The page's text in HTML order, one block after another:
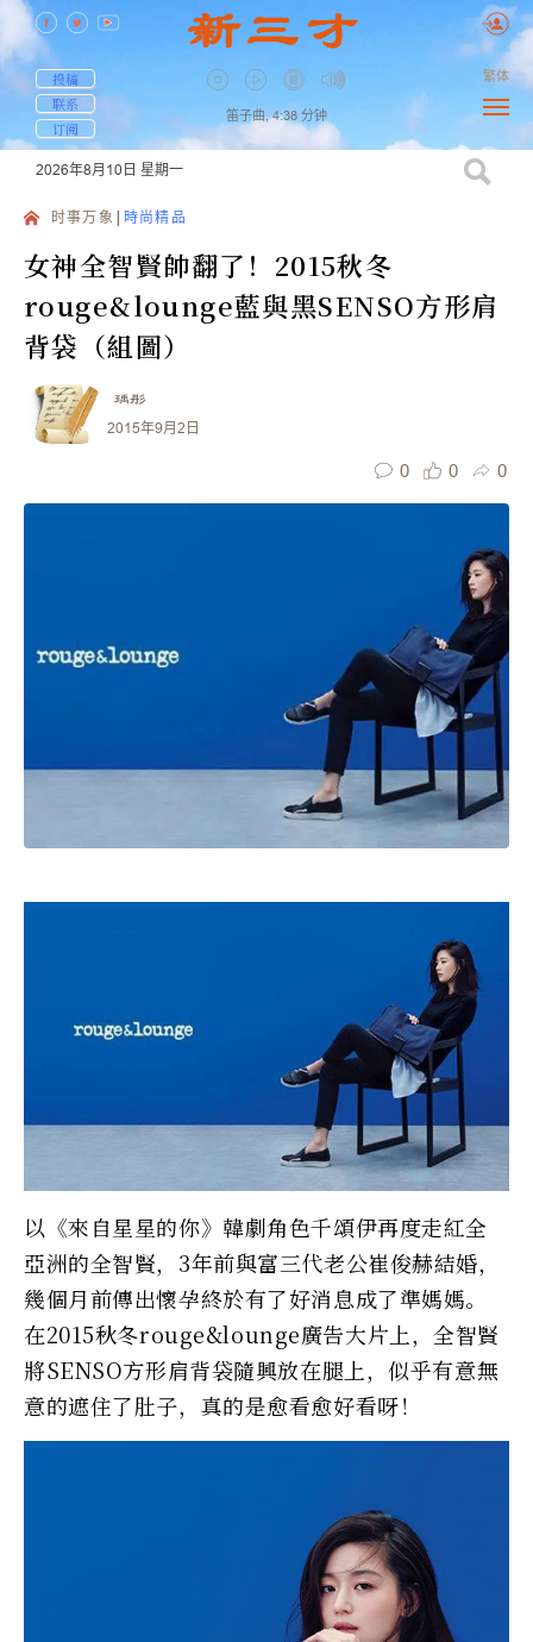
投稿
联系
订阅
笛子曲, 4:38 分钟
繁体
2026年8月10日 星期一
时事万象 時尚精品
女神全智賢帥翻了！2015秋冬
rouge&lounge藍與黑SENSO方形肩
背袋（組圖）
瑀彤
2015年9月2日
0 0 0
以《來自星星的你》韓劇角色千頌伊再度走紅全
亞洲的全智賢，3年前與富三代老公崔俊赫結婚，
幾個月前傳出懷孕終於有了好消息成了準媽媽。
在2015秋冬rouge&lounge廣告大片上，全智賢
將SENSO方形肩背袋隨興放在腿上，似乎有意無
意的遮住了肚子，真的是愈看愈好看呀！